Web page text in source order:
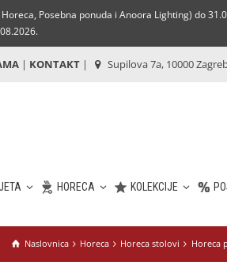
Posebna ponuda i Anoora Lighting) do
| KONTAKT | Supilova 7a, 10000
HORECA KOLEKCIJE
Naslovnica Horeca Horeca stolovi Horeca